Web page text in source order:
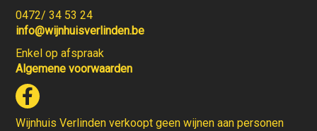
0472/ 34 53 24
info@wijnhuisverlinden.be
Enkel op afspraak
Algemene voorwaarden
Wijnhuis Verlinden verkoopt geen wijnen aan personen